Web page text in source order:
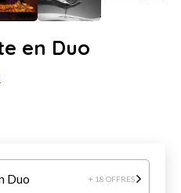
en Duo
Duo + 18 OFFRES